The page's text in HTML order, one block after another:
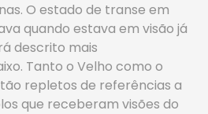
O estado de transe em
quando estava em visão já
descrito mais
Tanto o Velho como o
repletos de referências a
que receberam visões do